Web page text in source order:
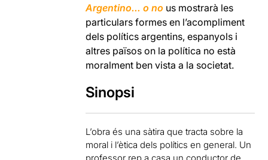
Argentino… o no us mostrarà les
particulars formes en l’acompliment
dels polítics argentins, espanyols i
altres països on la política no està
moralment ben vista a la societat.
Sinopsi
L’obra és una sàtira que tracta sobre la
moral i l’ètica dels polítics en general. Un